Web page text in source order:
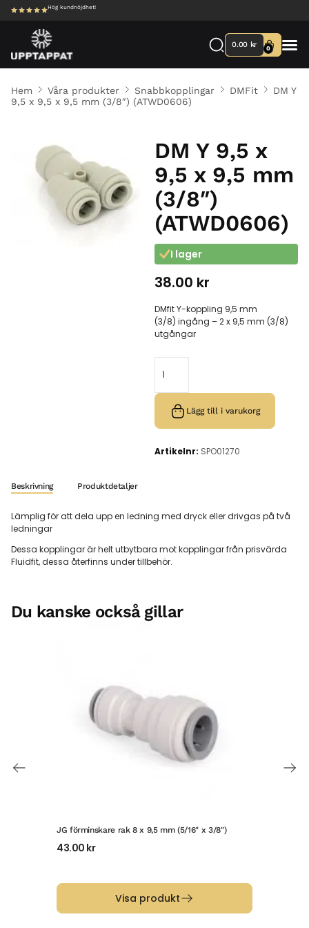
Hög kundnöjdhet!
0.00 kr 0
Hem Våra produkter Snabbkopplingar DMFit
DM Y
9,5 x 9,5 x 9,5 mm (3/8″) (ATWD0606)
DM Y 9,5 x
9,5 x 9,5 mm
(3/8″)
(ATWD0606)
I lager
38.00 kr
DMfit Y-koppling 9,5 mm
(3/8) ingång – 2 x 9,5 mm (3/8)
utgångar
Lägg till i varukorg
Artikelnr: SPO01270
Beskrivning Produktdetaljer
Lämplig för att dela upp en ledning med dryck eller drivgas på två
ledningar
Dessa kopplingar är helt utbytbara mot kopplingar från prisvärda
Fluidfit, dessa återfinns under tillbehör.
Du kanske också gillar
JG förminskare rak 8 x 9,5 mm (5/16″ x 3/8″)
43.00 kr
Visa produkt